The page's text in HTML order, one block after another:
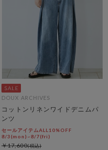
DOUX ARCHIVES
コットンリネンワイドデニムパ
ンツ
セールアイテムALL10%OFF
8/3(mon)~8/7(fri)
￥17,600